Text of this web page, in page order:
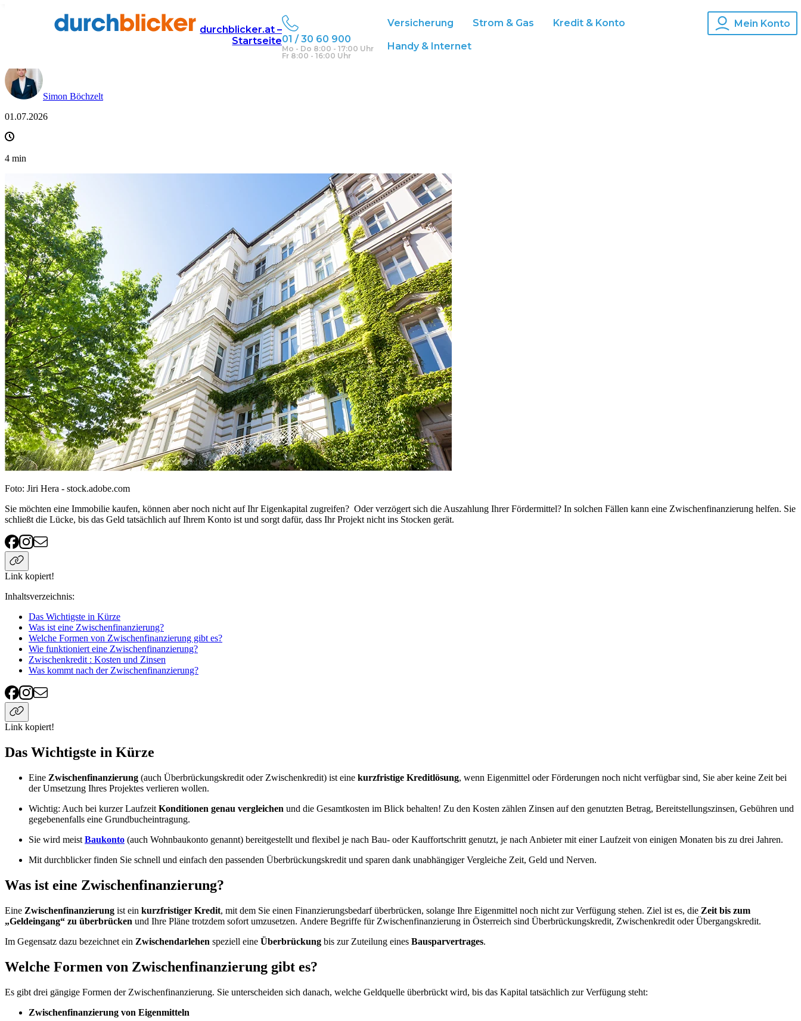
durchblicker.at –
Startseite01 / 30 60 900
Mo - Do 8:00 - 17:00 Uhr
Fr 8:00 - 16:00 Uhr
Versicherung Strom & Gas Kredit & Konto
Handy & Internet
Mein Konto
Finanzen ratenkredit
Zwischenfinanzierung: Finanzierungslücken clever überbrücken
Simon Böchzelt
01.07.2026
4 min
Foto: Jiri Hera - stock.adobe.com
Sie möchten eine Immobilie kaufen, können aber noch nicht auf Ihr Eigenkapital zugreifen? Oder verzögert sich die Auszahlung Ihrer Fördermittel? In solchen Fällen kann eine Zwischenfinanzierung helfen. Sie
schließt die Lücke, bis das Geld tatsächlich auf Ihrem Konto ist und sorgt dafür, dass Ihr Projekt nicht ins Stocken gerät.
Link kopiert!
Inhaltsverzeichnis:
Das Wichtigste in Kürze
Was ist eine Zwischenfinanzierung?
Welche Formen von Zwischenfinanzierung gibt es?
Wie funktioniert eine Zwischenfinanzierung?
Zwischenkredit : Kosten und Zinsen
Was kommt nach der Zwischenfinanzierung?
Link kopiert!
Das Wichtigste in Kürze
Eine Zwischenfinanzierung (auch Überbrückungskredit oder Zwischenkredit) ist eine kurzfristige Kreditlösung, wenn Eigenmittel oder Förderungen noch nicht verfügbar sind, Sie aber keine Zeit bei
der Umsetzung Ihres Projektes verlieren wollen.
Wichtig: Auch bei kurzer Laufzeit Konditionen genau vergleichen und die Gesamtkosten im Blick behalten! Zu den Kosten zählen Zinsen auf den genutzten Betrag, Bereitstellungszinsen, Gebühren und
gegebenenfalls eine Grundbucheintragung.
Sie wird meist Baukonto (auch Wohnbaukonto genannt) bereitgestellt und flexibel je nach Bau- oder Kauffortschritt genutzt, je nach Anbieter mit einer Laufzeit von einigen Monaten bis zu drei Jahren.
Mit durchblicker finden Sie schnell und einfach den passenden Überbrückungskredit und sparen dank unabhängiger Vergleiche Zeit, Geld und Nerven.
Was ist eine Zwischenfinanzierung?
Eine Zwischenfinanzierung ist ein kurzfristiger Kredit, mit dem Sie einen Finanzierungsbedarf überbrücken, solange Ihre Eigenmittel noch nicht zur Verfügung stehen. Ziel ist es, die Zeit bis zum
„Geldeingang“ zu überbrücken und Ihre Pläne trotzdem sofort umzusetzen. Andere Begriffe für Zwischenfinanzierung in Österreich sind Überbrückungskredit, Zwischenkredit oder Übergangskredit.
Im Gegensatz dazu bezeichnet ein Zwischendarlehen speziell eine Überbrückung bis zur Zuteilung eines Bausparvertrages.
Welche Formen von Zwischenfinanzierung gibt es?
Es gibt drei gängige Formen der Zwischenfinanzierung. Sie unterscheiden sich danach, welche Geldquelle überbrückt wird, bis das Kapital tatsächlich zur Verfügung steht:
Zwischenfinanzierung von Eigenmitteln